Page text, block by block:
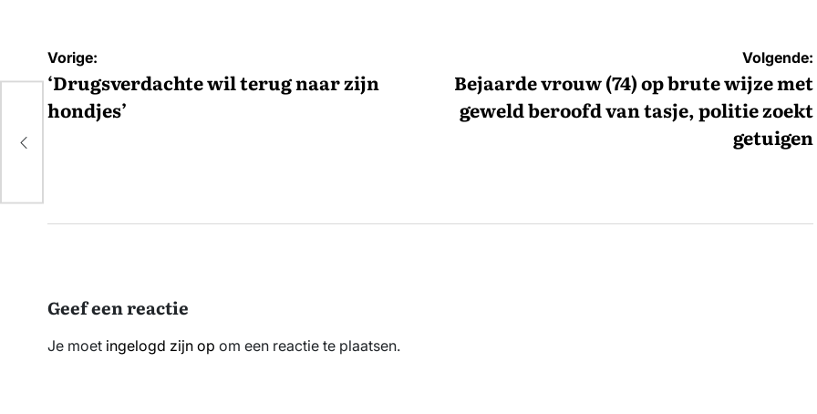
Bericht
navigatie
Vorige:
‘Drugsverdachte wil terug naar zijn
hondjes’
Volgende:
Bejaarde vrouw (74) op brute wijze met
geweld beroofd van tasje, politie zoekt
getuigen
Geef een reactie
Je moet ingelogd zijn op om een reactie te plaatsen.